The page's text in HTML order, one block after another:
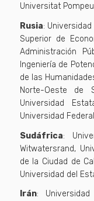
Universitat
Rusia:
Superior de
Administración
Ingeniería de
de las
Norte-Oeste de
Universidad
Universidad
Sudáfrica:
Witwatersrand,
de la Ciudad de
Universidad del
Irán: